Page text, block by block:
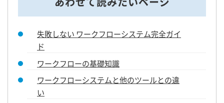
失敗しない ワークフローシステム完全ガイ
ド
ワークフローの基礎知識
ワークフローシステムと他のツールとの違
い